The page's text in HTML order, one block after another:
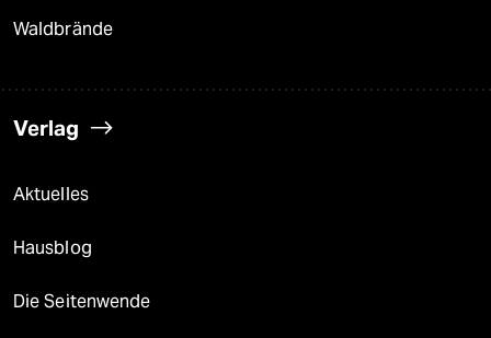
Waldbrände
Verlag
Aktuelles
Hausblog
Die Seitenwende